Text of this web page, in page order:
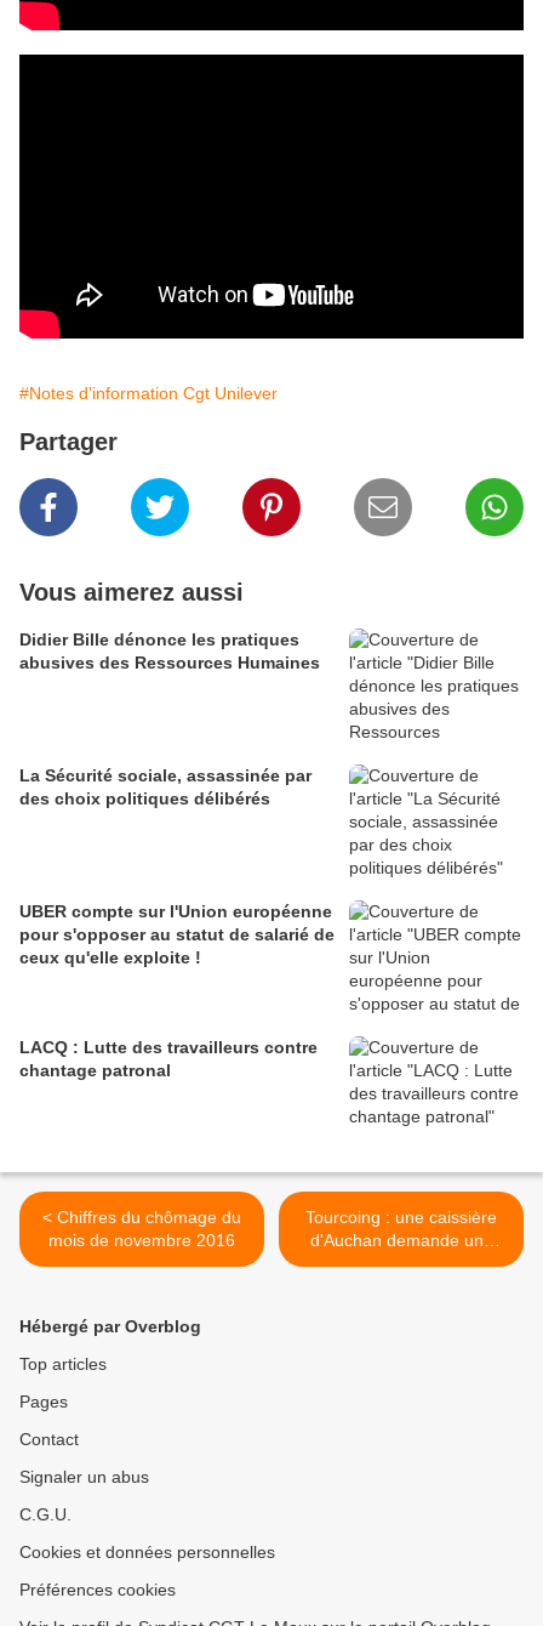
#Notes d'information Cgt Unilever
Partager
Vous aimerez aussi
Didier Bille dénonce les pratiques
abusives des Ressources Humaines
La Sécurité sociale, assassinée par
des choix politiques délibérés
UBER compte sur l'Union européenne
pour s'opposer au statut de salarié de
ceux qu'elle exploite !
LACQ : Lutte des travailleurs contre
chantage patronal
< Chiffres du chômage du
mois de novembre 2016
Tourcoing : une caissière
d'Auchan demande une
enquête du CHSCT après
Hébergé par Overblog
Top articles
Pages
Contact
Signaler un abus
C.G.U.
Cookies et données personnelles
Préférences cookies